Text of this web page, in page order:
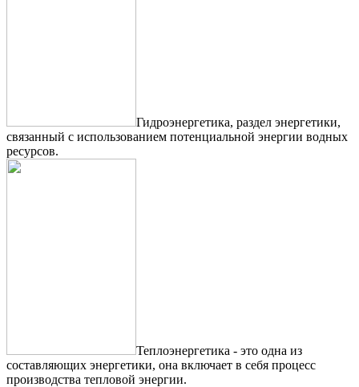
Гидроэнергетика, раздел энергетики,
связанный с использованием потенциальной энергии водных
ресурсов.
Теплоэнергетика - это одна из
составляющих энергетики, она включает в себя процесс
производства тепловой энергии.